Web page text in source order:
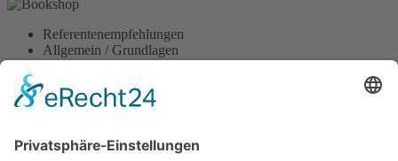
Referentenempfehlungen
Allgemein / Grundlagen
Ausleitende Verfahren
Blütentherapie (Bach)
Diagnostische Verfahren